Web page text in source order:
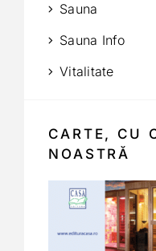
Sauna
Sauna Info
Vitalitate
CARTE, CU
NOASTRĂ